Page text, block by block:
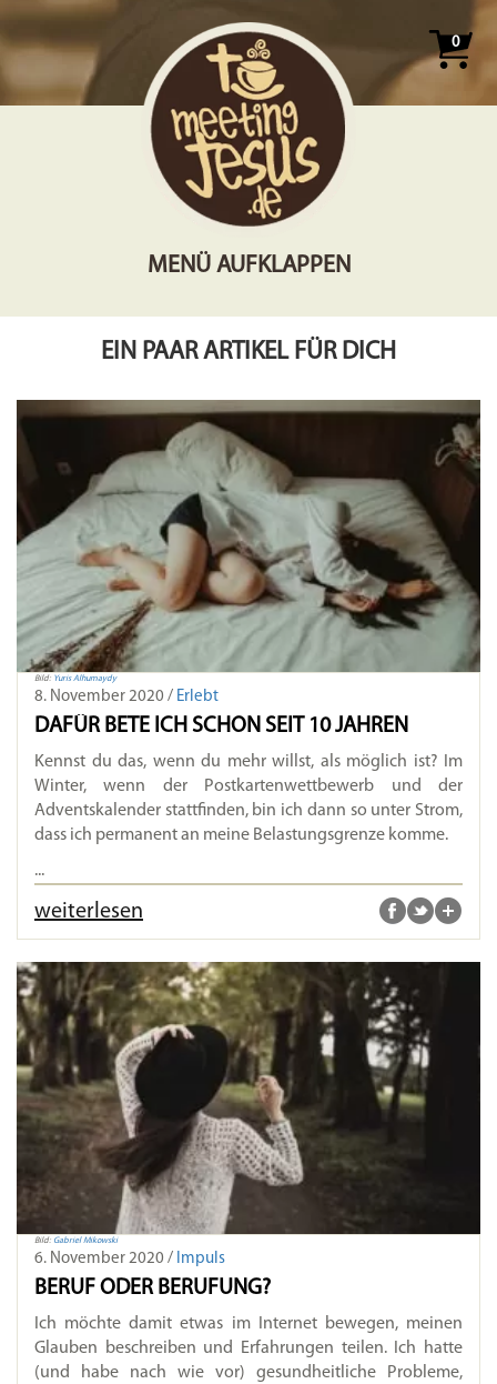
0
MENÜ AUFKLAPPEN
EIN PAAR ARTIKEL FÜR DICH
Bild: Yuris Alhumaydy
8. November 2020 / Erlebt
DAFÜR BETE ICH SCHON SEIT 10 JAHREN
Kennst du das, wenn du mehr willst, als möglich ist? Im
Winter, wenn der Postkartenwettbewerb und der
Adventskalender stattfinden, bin ich dann so unter Strom,
dass ich permanent an meine Belastungsgrenze komme.
...
weiterlesen
Bild: Gabriel Mikowski
6. November 2020 / Impuls
BERUF ODER BERUFUNG?
Ich möchte damit etwas im Internet bewegen, meinen
Glauben beschreiben und Erfahrungen teilen. Ich hatte
(und habe nach wie vor) gesundheitliche Probleme,